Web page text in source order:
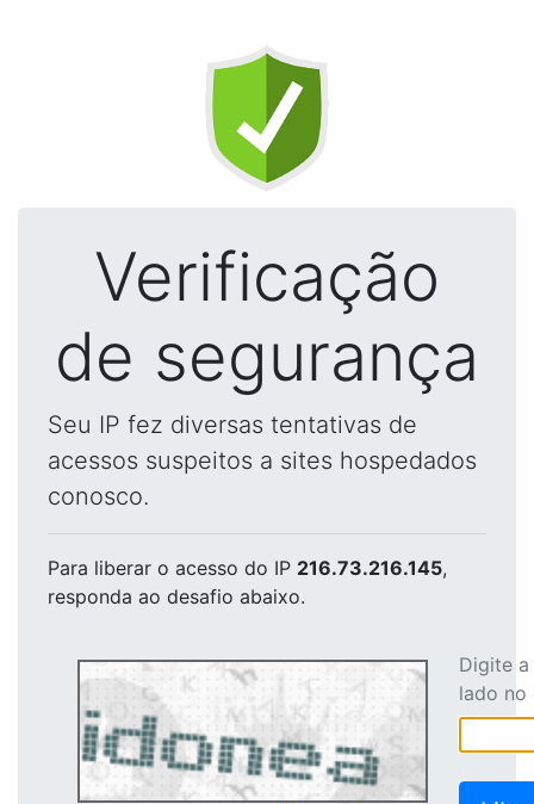
Verificação
de segurança
Seu IP fez diversas tentativas de
acessos suspeitos a sites hospedados
conosco.
Para liberar o acesso do IP 216.73.216.145,
responda ao desafio abaixo.
Digite
lado no